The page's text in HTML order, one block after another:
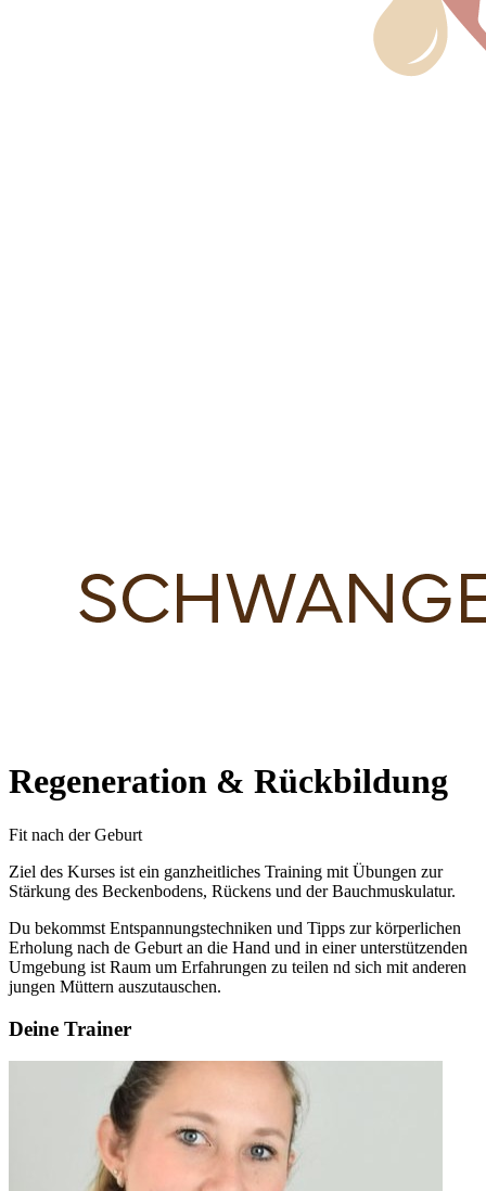
Regeneration & Rückbildung
Fit nach der Geburt
Ziel des Kurses ist ein ganzheitliches Training mit Übungen zur
Stärkung des Beckenbodens, Rückens und der Bauchmuskulatur.
Du bekommst Entspannungstechniken und Tipps zur körperlichen
Erholung nach de Geburt an die Hand und in einer unterstützenden
Umgebung ist Raum um Erfahrungen zu teilen nd sich mit anderen
jungen Müttern auszutauschen.
Deine Trainer